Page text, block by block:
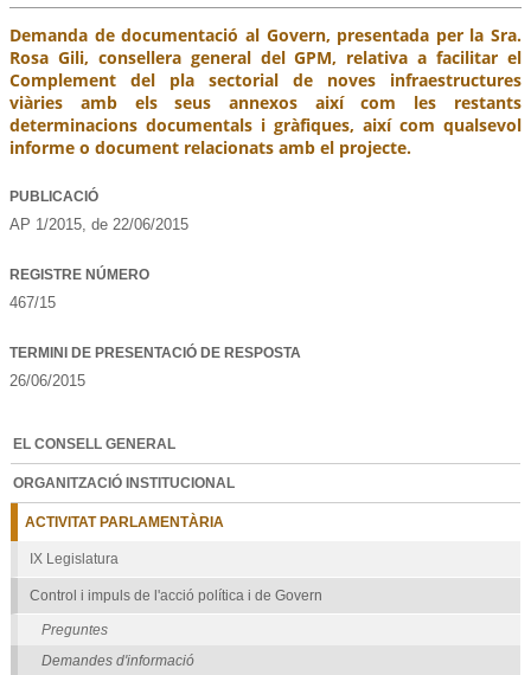
Demanda de documentació al Govern, presentada per la Sra.
Rosa Gili, consellera general del GPM, relativa a facilitar el
Complement del pla sectorial de noves infraestructures
viàries amb els seus annexos així com les restants
determinacions documentals i gràfiques, així com qualsevol
informe o document relacionats amb el projecte.
PUBLICACIÓ
AP 1/2015, de 22/06/2015
REGISTRE NÚMERO
467/15
TERMINI DE PRESENTACIÓ DE RESPOSTA
26/06/2015
EL CONSELL GENERAL
ORGANITZACIÓ INSTITUCIONAL
ACTIVITAT PARLAMENTÀRIA
IX Legislatura
Control i impuls de l'acció política i de Govern
Preguntes
Demandes d'informació